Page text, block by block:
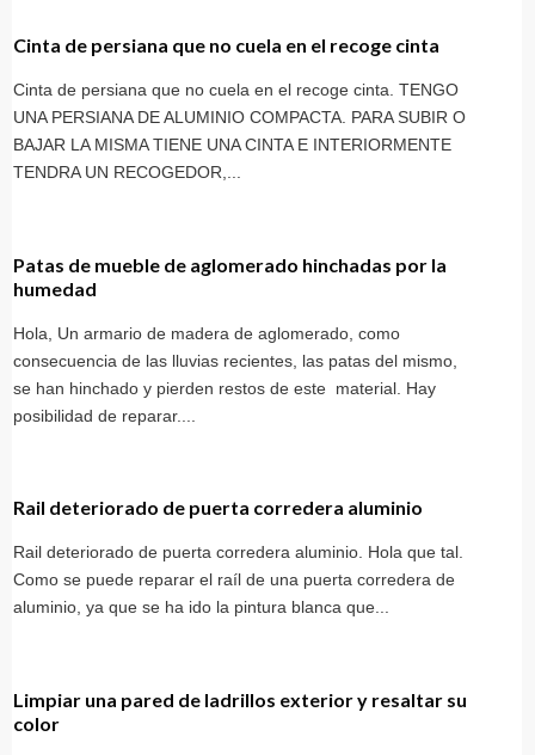
Cinta de persiana que no cuela en el recoge cinta
Cinta de persiana que no cuela en el recoge cinta. TENGO
UNA PERSIANA DE ALUMINIO COMPACTA. PARA SUBIR O
BAJAR LA MISMA TIENE UNA CINTA E INTERIORMENTE
TENDRA UN RECOGEDOR,...
Patas de mueble de aglomerado hinchadas por la
humedad
Hola, Un armario de madera de aglomerado, como
consecuencia de las lluvias recientes, las patas del mismo,
se han hinchado y pierden restos de este material. Hay
posibilidad de reparar....
Rail deteriorado de puerta corredera aluminio
Rail deteriorado de puerta corredera aluminio. Hola que tal.
Como se puede reparar el raíl de una puerta corredera de
aluminio, ya que se ha ido la pintura blanca que...
Limpiar una pared de ladrillos exterior y resaltar su
color